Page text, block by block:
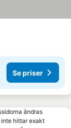
Se priser
ändras
hittar exakt